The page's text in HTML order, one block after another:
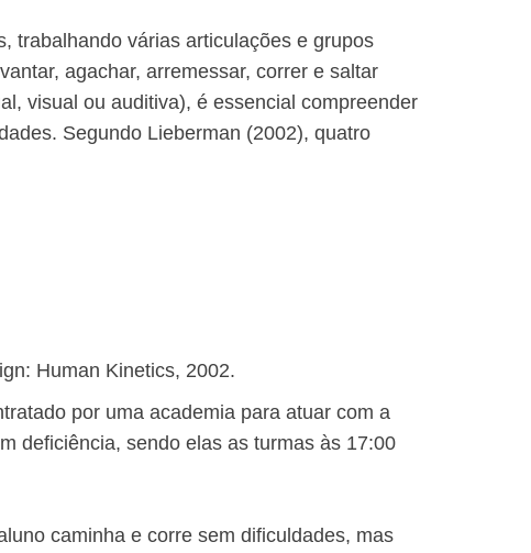
trabalhando várias articulações e grupos
agachar, arremessar, correr e saltar
visual ou auditiva), é essencial compreender
Segundo Lieberman (2002), quatro
Human Kinetics, 2002.
por uma academia para atuar com a
deficiência, sendo elas as turmas às 17:00
caminha e corre sem dificuldades, mas